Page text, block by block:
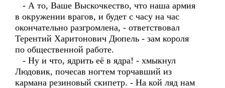
- А то, Ваше Выскочкество, что наша армия
в окружении врагов, и будет с часу на час
окончательно разгромлена, - ответствовал
Терентий Харитонович Дюпель - зам короля
по общественной работе.
- Ну и что, ядрить её в ядра! - хмыкнул
Людовик, почесав ногтем торчавший из
кармана резиновый скипетр. - На кой ляд нам